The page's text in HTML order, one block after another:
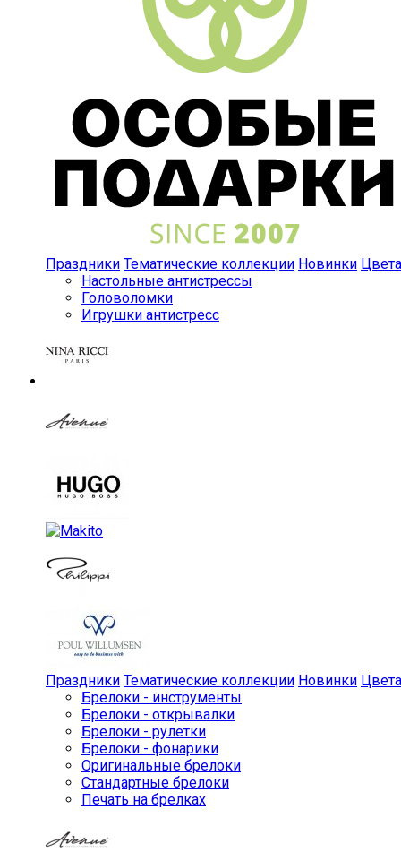
Праздники Тематические коллекции Новинки Цвета
Настольные антистрессы
Головоломки
Игрушки антистресс
Праздники Тематические коллекции Новинки Цвета
Брелоки - инструменты
Брелоки - открывалки
Брелоки - рулетки
Брелоки - фонарики
Оригинальные брелоки
Стандартные брелоки
Печать на брелках